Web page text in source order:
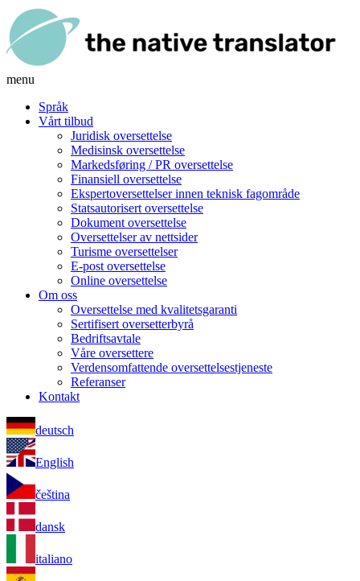
menu
Språk
Vårt tilbud
Juridisk oversettelse
Medisinsk oversettelse
Markedsføring / PR oversettelse
Finansiell oversettelse
Ekspertoversettelser innen teknisk fagområde
Statsautorisert oversettelse
Dokument oversettelse
Oversettelser av nettsider
Turisme oversettelser
E-post oversettelse
Online oversettelse
Om oss
Oversettelse med kvalitetsgaranti
Sertifisert oversetterbyrå
Bedriftsavtale
Våre oversettere
Verdensomfattende oversettelsestjeneste
Referanser
Kontakt
deutsch
English
čeština
dansk
italiano